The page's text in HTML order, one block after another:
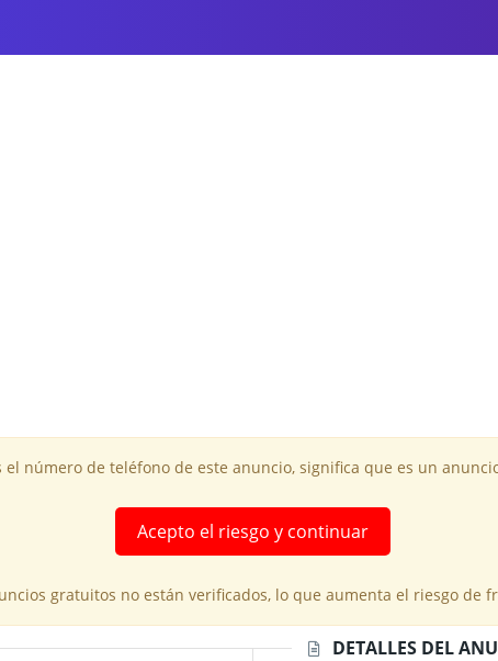
el número de teléfono de este anuncio, significa que es un
Acepto el riesgo y continuar
gratuitos no están verificados, lo que aumenta el riesgo de
DETALLES DEL